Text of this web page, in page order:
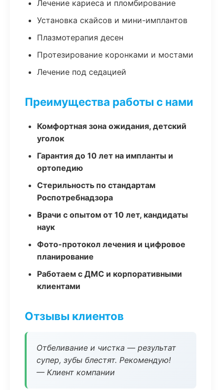
Лечение кариеса и пломбирование
Установка скайсов и мини-имплантов
Плазмотерапия десен
Протезирование коронками и мостами
Лечение под седацией
Преимущества работы с нами
Комфортная зона ожидания, детский
уголок
Гарантия до 10 лет на импланты и
ортопедию
Стерильность по стандартам
Роспотребнадзора
Врачи с опытом от 10 лет, кандидаты
наук
Фото-протокол лечения и цифровое
планирование
Работаем с ДМС и корпоративными
клиентами
Отзывы клиентов
Отбеливание и чистка — результат
супер, зубы блестят. Рекомендую!
— Клиент компании